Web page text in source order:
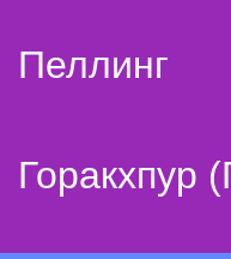
Пеллинг
Горакхпур